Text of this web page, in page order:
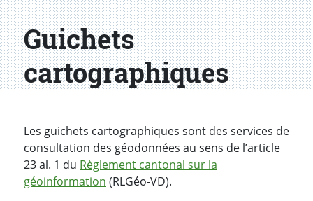
Guichets
cartographiques
Les guichets cartographiques sont des services de
consultation des géodonnées au sens de l’article
23 al. 1 du Règlement cantonal sur la
géoinformation (RLGéo-VD).